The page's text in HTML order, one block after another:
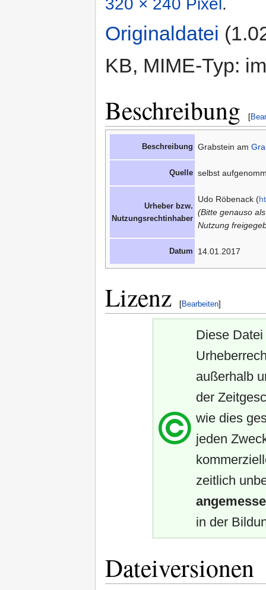
Originaldatei
KB, MIME-Typ:
Beschreibung [
Beschreibung Grabstein am
Quelle selbst
Urheber bzw.
Nutzungsrechtinhaber
Udo Röbenack (
(Bitte genauso
Nutzung
Datum 14.01.2017
Lizenz [Bearbeiten]
Diese
außerhalb
der
wie dies
jeden
zeitlich
in der
Dateiversionen